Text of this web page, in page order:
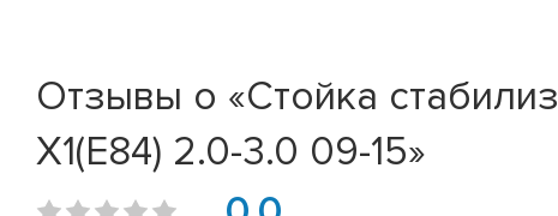
Отзывы о «Стойка
X1(E84) 2.0-3.0 09-15»